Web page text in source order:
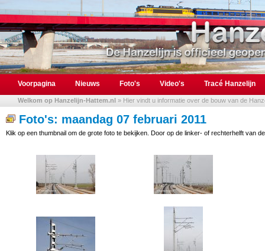
Voorpagina Nieuws Foto's Video's Tracé Hanzelijn
Welkom op Hanzelijn-Hattem.nl » Hier vindt u informatie over de bouw van de
Foto's: maandag 07 februari 2011
Klik op een thumbnail om de grote foto te bekijken. Door op de linker- of rechterhelft van